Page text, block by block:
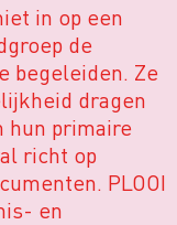
in op een
de
begeleiden. Ze
dragen
hun primaire
richt op
PLOOI
en